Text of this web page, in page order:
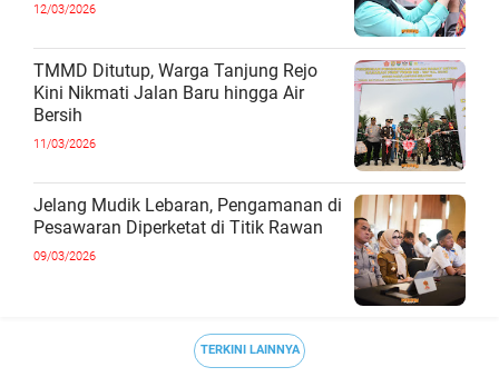
12/03/2026
TMMD Ditutup, Warga Tanjung Rejo
Kini Nikmati Jalan Baru hingga Air
Bersih
11/03/2026
Jelang Mudik Lebaran, Pengamanan di
Pesawaran Diperketat di Titik Rawan
09/03/2026
TERKINI LAINNYA